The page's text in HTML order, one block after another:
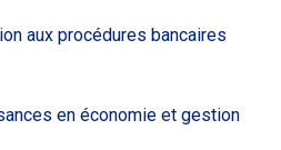
aux procédures bancaires
en économie et gestion